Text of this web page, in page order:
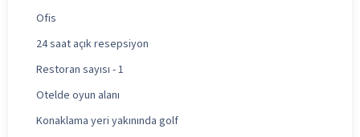
Ofis
24 saat açık resepsiyon
Restoran sayısı - 1
Otelde oyun alanı
Konaklama yeri yakınında golf